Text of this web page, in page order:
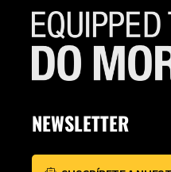
NEWSLETTER